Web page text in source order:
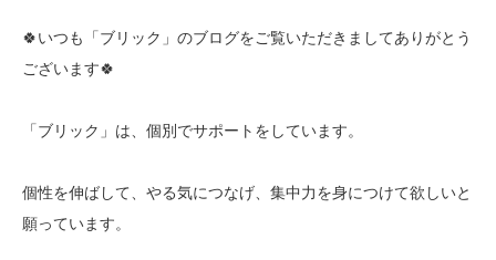
🍀いつも「ブリック」のブログをご覧いただきましてありがとう
ございます🍀
「ブリック」は、個別でサポートをしています。
個性を伸ばして、やる気につなげ、集中力を身につけて欲しいと
願っています。